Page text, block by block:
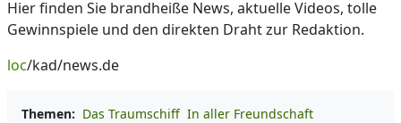
Hier finden Sie brandheiße News, aktuelle Videos, tolle
Gewinnspiele und den direkten Draht zur Redaktion.
loc/kad/news.de
Themen: Das Traumschiff In aller Freundschaft